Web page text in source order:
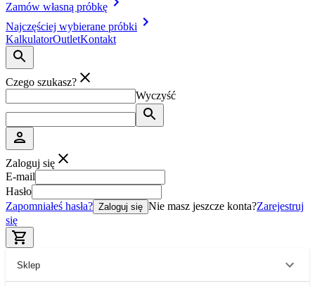
Zamów własną próbkę
Najczęściej wybierane próbki
KalkulatorOutletKontakt
Czego szukasz?
Wyczyść
Zaloguj się
E-mail
Hasło
Zapomniałeś hasła? Zaloguj się Nie masz jeszcze konta?Zarejestruj
się
Sklep